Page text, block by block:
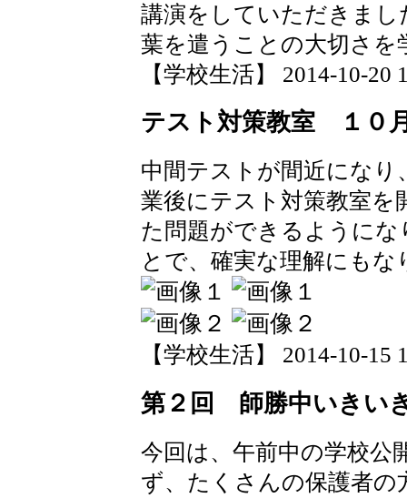
講演をしていただきま
葉を遣うことの大切さを
【学校生活】 2014-10-20
テスト対策教室 １０
中間テストが間近になり
業後にテスト対策教室を
た問題ができるように
とで、確実な理解にもな
【学校生活】 2014-10-15
第２回 師勝中いきい
今回は、午前中の学校公
ず、たくさんの保護者の